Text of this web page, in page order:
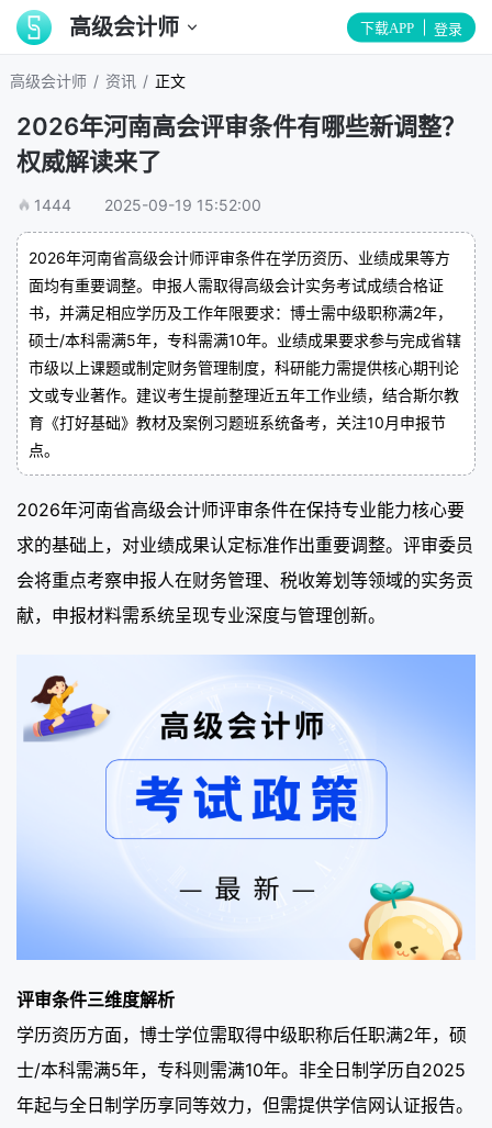
高级会计师 下载APP 登录
高级会计师 / 资讯 / 正文
2026年河南高会评审条件有哪些新调整？
权威解读来了
1444 2025-09-19 15:52:00
2026年河南省高级会计师评审条件在学历资历、业绩成果等方
面均有重要调整。申报人需取得高级会计实务考试成绩合格证
书，并满足相应学历及工作年限要求：博士需中级职称满2年，
硕士/本科需满5年，专科需满10年。业绩成果要求参与完成省辖
市级以上课题或制定财务管理制度，科研能力需提供核心期刊论
文或专业著作。建议考生提前整理近五年工作业绩，结合斯尔教
育《打好基础》教材及案例习题班系统备考，关注10月申报节
点。
2026年河南省高级会计师评审条件在保持专业能力核心要
求的基础上，对业绩成果认定标准作出重要调整。评审委员
会将重点考察申报人在财务管理、税收筹划等领域的实务贡
献，申报材料需系统呈现专业深度与管理创新。
评审条件三维度解析
学历资历方面，博士学位需取得中级职称后任职满2年，硕
士/本科需满5年，专科则需满10年。非全日制学历自2025
年起与全日制学历享同等效力，但需提供学信网认证报告。